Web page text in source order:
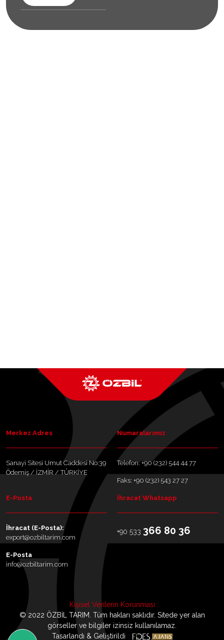
Merkez Adres
Sanayi Sitesi Umut Caddesi No:39
Ödemiş / İZMİR / TÜRKİYE
Numaralarımız
Telefon: +90 (232) 544 44 77
Faks: +90 (232) 543 27 27
E-Posta
İhracat (E-Posta):
export@ozbiltarim.com
E-Posta
info@ozbiltarim.com
İhracat Whatsapp
+90 533 366 80 36
Kişisel Verilerin Korunması
© 2022 ÖZBİL TARIM. Tüm hakları saklıdır. Sitede yer alan
görseller ve bilgiler izinsiz kullanılamaz.
Tasarlandı & Geliştirildi